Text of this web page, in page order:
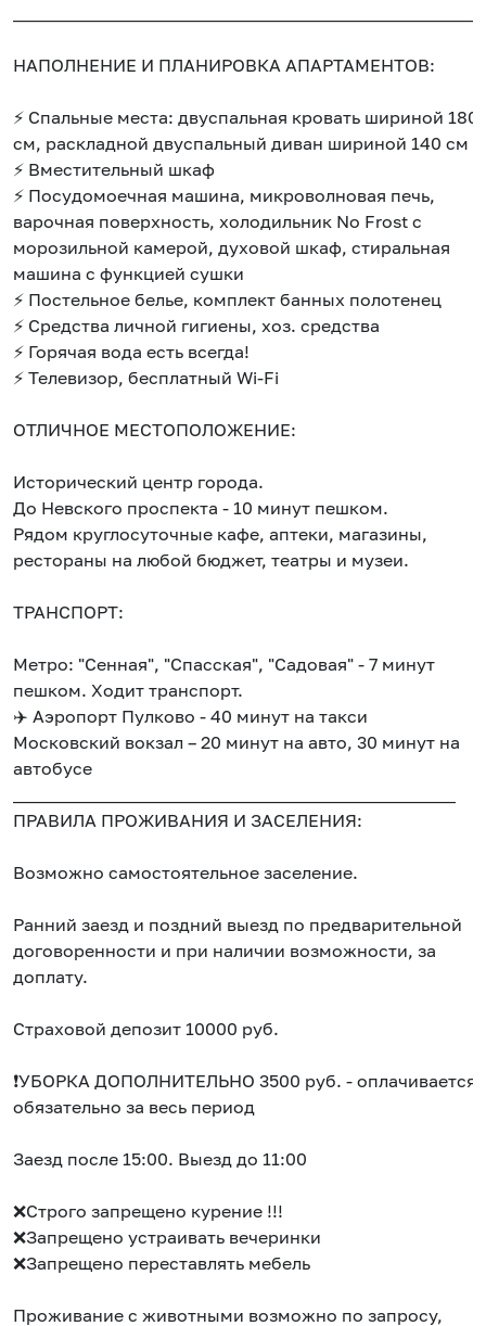
НАПОЛНЕНИЕ И ПЛАНИРОВКА АПАРТАМЕНТОВ:
⚡ Спальные места: двуспальная кровать шириной 180
см, раскладной двуспальный диван шириной 140 см
⚡ Вместительный шкаф
⚡ Посудомоечная машина, микроволновая печь,
варочная поверхность, холодильник Nо Frоst с
морозильной камерой, духовой шкаф, стиральная
машина с функцией сушки
⚡ Постельное белье, комплект банных полотенец
⚡ Средства личной гигиены, хоз. средства
⚡ Горячая вода есть всегда!
⚡ Телевизор, бесплатный Wi-Fi
ОТЛИЧНОЕ МЕСТОПОЛОЖЕНИЕ:
Исторический центр города.
До Невского проспекта - 10 минут пешком.
Рядом круглосуточные кафе, аптеки, магазины,
рестораны на любой бюджет, театры и музеи.
ТРАНСПОРТ:
Метро: "Сенная", "Спасская", "Садовая" - 7 минут
пешком. Ходит транспорт.
✈️ Аэропорт Пулково - 40 минут на такси
Московский вокзал – 20 минут на авто, 30 минут на
автобусе
ПРАВИЛА ПРОЖИВАНИЯ И ЗАСЕЛЕНИЯ:
Возможно самостоятельное заселение.
Ранний заезд и поздний выезд по предварительной
договоренности и при наличии возможности, за
доплату.
Страховой депозит 10000 руб.
❗УБОРКА ДОПОЛНИТЕЛЬНО 3500 руб. - оплачивается
обязательно за весь период
Заезд после 15:00. Выезд до 11:00
❌Строго запрещено курение !!!
❌Запрещено устраивать вечеринки
❌Запрещено переставлять мебель
Проживание с животными возможно по запросу,